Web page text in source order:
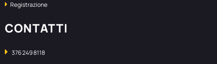
Registrazione
CONTATTI
376 249 8118